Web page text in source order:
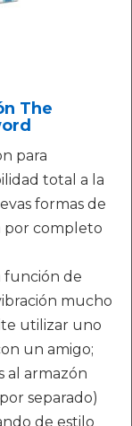
The
para
total a la
formas de
por completo
función de
mucho
utilizar uno
un amigo;
al armazón
separado)
de estilo